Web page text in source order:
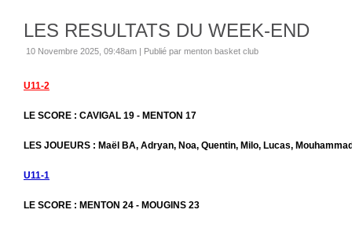
LES RESULTATS DU WEEK-END
10 Novembre 2025, 09:48am | Publié par menton basket club
U11-2
LE SCORE : CAVIGAL 19 - MENTON 17
LES JOUEURS : Maël BA, Adryan, Noa, Quentin, Milo, Lucas,
U11-1
LE SCORE : MENTON 24 - MOUGINS 23